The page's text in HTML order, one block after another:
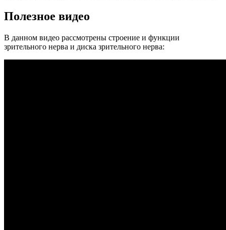
Полезное видео
В данном видео рассмотрены строение и функции
зрительного нерва и диска зрительного нерва: